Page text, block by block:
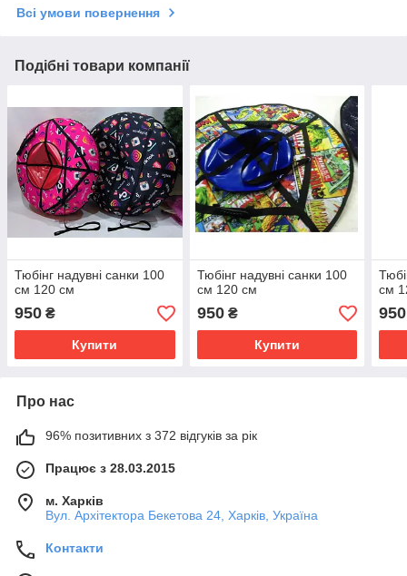
Всі умови повернення
Подібні товари компанії
Тюбінг надувні санки 100
см 120 см
950 ₴
Купити
Тюбінг надувні санки 100
см 120 см
950₴
Купити
см
950
Про нас
96% позитивних з 372 відгуків за рік
Працює з 28.03.2015
м. Харків
Вул. Архітектора Бекетова 24, Харків, Україна
Контакти